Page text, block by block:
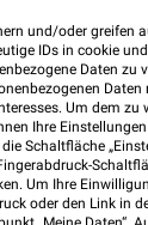
und/oder greifen
IDs in cookie
Daten zu
Um dem zu
Ihre
Schaltfläche
Um Ihre
oder den Link in